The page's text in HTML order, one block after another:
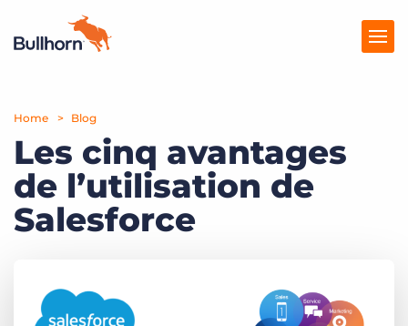
Solutions
Tarification
Produits
Home Blog
Les cinq avantages
de l’utilisation de
Salesforce